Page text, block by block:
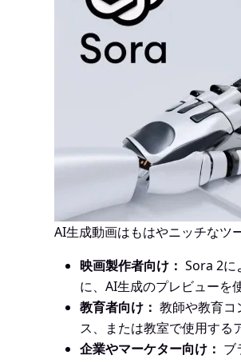
AI生成動画はもはやニッチなツ
映画製作者向け： Sora 2に
に、AI生成のプレビューを
教育者向け： 教師や教育コ
ス、または教室で使用する
企業やマーケター向け： ブ